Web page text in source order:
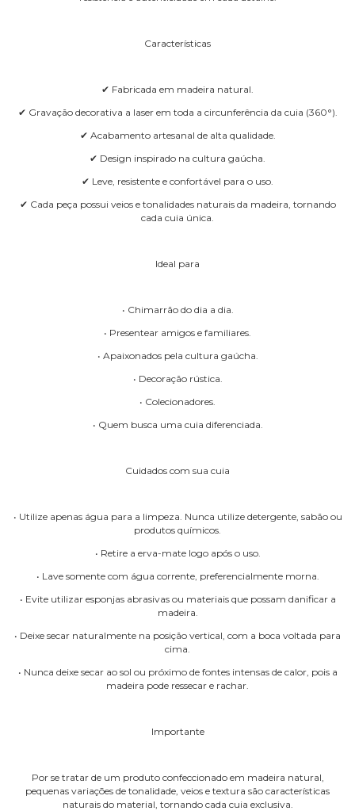
Características
✔ Fabricada em madeira natural.
✔ Gravação decorativa a laser em toda a circunferência da cuia (360°).
✔ Acabamento artesanal de alta qualidade.
✔ Design inspirado na cultura gaúcha.
✔ Leve, resistente e confortável para o uso.
✔ Cada peça possui veios e tonalidades naturais da madeira, tornando
cada cuia única.
Ideal para
• Chimarrão do dia a dia.
• Presentear amigos e familiares.
• Apaixonados pela cultura gaúcha.
• Decoração rústica.
• Colecionadores.
• Quem busca uma cuia diferenciada.
Cuidados com sua cuia
• Utilize apenas água para a limpeza. Nunca utilize detergente, sabão ou
produtos químicos.
• Retire a erva-mate logo após o uso.
• Lave somente com água corrente, preferencialmente morna.
• Evite utilizar esponjas abrasivas ou materiais que possam danificar a
madeira.
• Deixe secar naturalmente na posição vertical, com a boca voltada para
cima.
• Nunca deixe secar ao sol ou próximo de fontes intensas de calor, pois a
madeira pode ressecar e rachar.
Importante
Por se tratar de um produto confeccionado em madeira natural,
pequenas variações de tonalidade, veios e textura são características
naturais do material, tornando cada cuia exclusiva.